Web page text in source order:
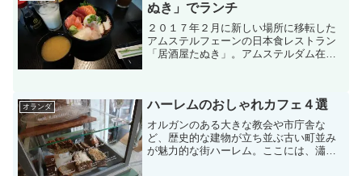
ぬき」でランチ
２０１７年２月に新しい場所に移転した
アムステルフェーンの日本食レストラン
「居酒屋たぬき」。アムステルダム在住
テルフェーンの和食処「居...
オランダ ハーレムのおしゃれカフェ４選
オルガンのある大きな教会や市庁舎な
ど、歴史的な建物が立ち並ぶ古い町並み
が魅力的な街ハーレム。ここには、瀟洒